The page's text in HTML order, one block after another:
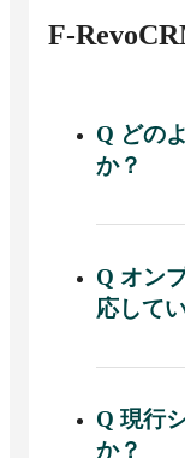
資料請求リストに
F-
Q どの
か？
A 製造業
す。特に
合わせ対
などで活
Q オン
応して
A はい。
リシーや
ます。
Q 現行
か？